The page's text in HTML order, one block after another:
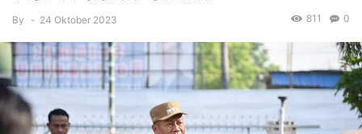
By - 24 Oktober 2023 0
811